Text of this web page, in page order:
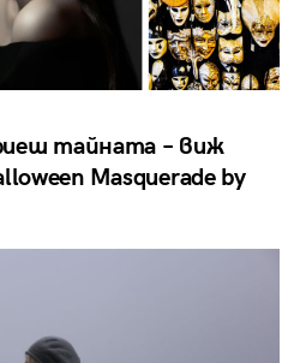
тайната – виж
Masquerade by